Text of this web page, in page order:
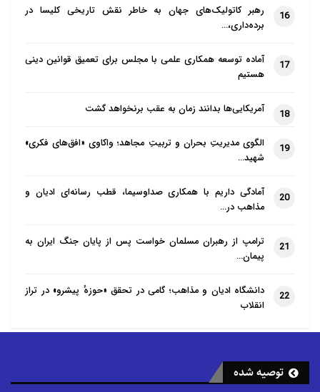
16
رهبر کاتولیک‌های جهان به خاطر نقش تاریخی کلیسا در
برده‌داری،…
17
آماده توسعه همکاری علمی با مجلس برای تعمیق قوانین دینی
هستیم
18 آمریکایی‌ها بدانند زمان به عقب برنخواهد گشت
19
الگوی مدیریتِ بحران و تربیتِ مجاهد؛ واکاوی «افق‌های فکری»
شهید…
20
آمادگی داریم با همکاری صداوسیما، قطب رسانه‌ای ادیان و
مذاهب در…
21
ترامپ از رهبران مسلمان خواست پس از پایان جنگ ایران به
پیمان…
22
دانشگاه ادیان و مذاهب؛ گامی در تحقق «حوزهٔ پیشرو» در تراز
انقلاب
توصیه شده